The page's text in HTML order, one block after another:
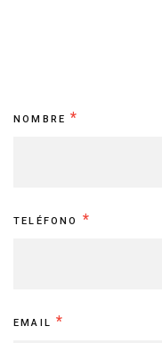
Contacto
NOMBRE*
TELÉFONO *
EMAIL*